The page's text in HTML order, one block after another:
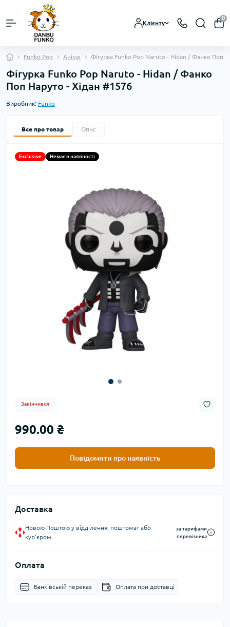
Клієнту
0
Funko Pop Аніме Фігурка Funko Pop Naruto - Hidan / Фанко Поп
Фігурка Funko Pop Naruto - Hidan / Фанко
Поп Наруто - Хідан #1576
Виробник: Funko
Все про товар Опис
Exclusive Немає в наявності
Закінчився
990.00 ₴
Повідомити про наявність
Доставка
Новою Поштою у відділення, поштомат або
кур'єром
за тарифами
перевізника
Оплата
Банківській переказ Оплата при доставці